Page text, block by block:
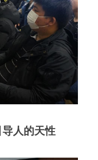
人的天性